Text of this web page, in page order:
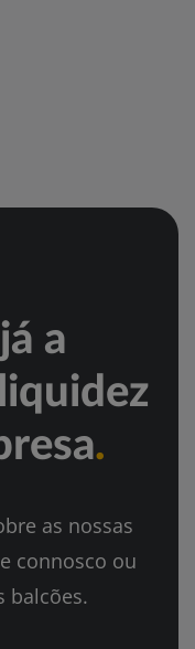
a
.
as nossas
connosco ou
balcões.